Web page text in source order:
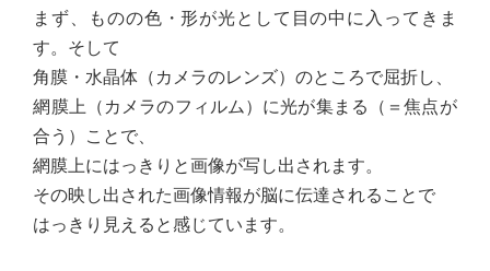
まず、ものの色・形が光として目の中に入ってきま
す。そして
角膜・水晶体（カメラのレンズ）のところで屈折し、
網膜上（カメラのフィルム）に光が集まる（＝焦点が
合う）ことで、
網膜上にはっきりと画像が写し出されます。
その映し出された画像情報が脳に伝達されることで
はっきり見えると感じています。